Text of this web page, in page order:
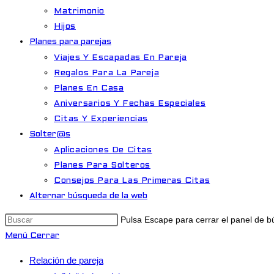
Matrimonio
Hijos
Planes para parejas
Viajes Y Escapadas En Pareja
Regalos Para La Pareja
Planes En Casa
Aniversarios Y Fechas Especiales
Citas Y Experiencias
Solter@s
Aplicaciones De Citas
Planes Para Solteros
Consejos Para Las Primeras Citas
Alternar búsqueda de la web
Pulsa Escape para cerrar el panel de
Menú Cerrar
Relación de pareja